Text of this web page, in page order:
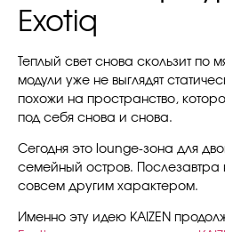
Exotiq
Теплый свет снова скользит
модули уже не выглядят
похожи на пространство,
под себя снова и снова.
Сегодня это lounge-зона для
семейный остров. Послезавтра
совсем другим характером.
Именно эту идею KAIZEN